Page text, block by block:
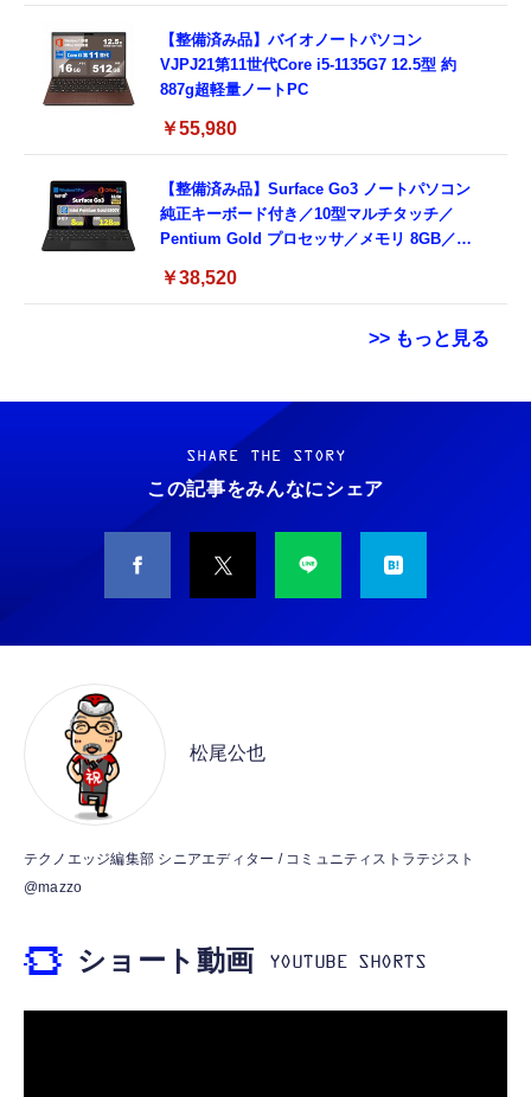
【整備済み品】バイオノートパソコン
VJPJ21第11世代Core i5-1135G7 12.5型 約
887g超軽量ノートPC
￥55,980
【整備済み品】Surface Go3 ノートパソコン
純正キーボード付き／10型マルチタッチ／
Pentium Gold プロセッサ／メモリ 8GB／
Bluetooth5.0／USB-C／1080p顔認証カメラ
￥38,520
>> もっと見る
Grithope イヤホン タイプC【2026新モデル
耐久性】 有線イヤホン マイク付き HiFi音質
ノイズ低減 重低音 遅延なし
￥949
タイプc 寝ホンイヤホン 寝ホン type-c 有線
睡眠用イヤホン 【音質強化バージョン
￥2,199
MFi認証 【ハイレゾ音質】 内蔵DAC 遅延な
し 48ビット/96KHz 音量調節対応
【HIFI音質】iphone イヤホンジャック ライ
￥999
霊界コミュニケーションロボット BAKETAN
WARASHI ばけたん ワラシ 改 KAI
￥5,400
M10SR AIペット（コミュニケーションロボッ
ト）
ット）
霊界コミュニケーションロボット BAKETAN
ジングベース付き ロペット 充電ベース付き
SHARE THE STORY
この記事をみんなにシェア
松尾公也
テクノエッジ編集部 シニアエディター / コミュニティストラテジスト
@mazzo
ショート動画